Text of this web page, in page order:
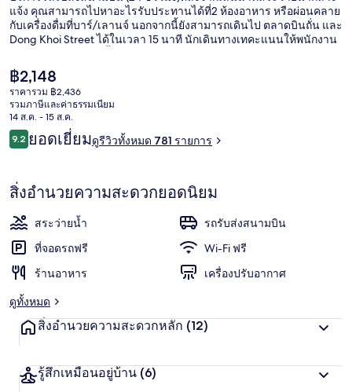
ไซ่ง่อน
แจ้ง คุณสามารถไปหาอะไรรับประทานได้ที่2 ห้องอาหาร หรือผ่อนคลาย
กับเครื่องดื่มที่บาร์/เลานจ์ นอกจากนี้ยังสามารถเดินไป ตลาดบินถั่น และ
Dong Khoi Street ได้ในเวลา 15 นาที นักเดินทางเทคะแนนให้พนักงาน
เปร่าเฮาส์
ราคา
ปัจจุบัน
฿2,148
฿2,148
ราคารวม ฿2,436
รวมภาษีและค่าธรรมเนียม
14 ส.ค. - 15 ส.ค.
รีวิว
9.29.2 จาก 10
ยอดเยี่ยมดูรีวิวทั้งหมด 781 รายการ
สิ่งอำนวยความสะดวกยอดนิยม
สระว่ายน้ำ
รถรับส่งสนามบิน
ที่จอดรถฟรี
Wi-Fi ฟรี
ร้านอาหาร
เครื่องปรับอากาศ
ดูทั้งหมด
สิ่งอำนวยความสะดวกหลัก (12)
รู้สึกเหมือนอยู่บ้าน (6)